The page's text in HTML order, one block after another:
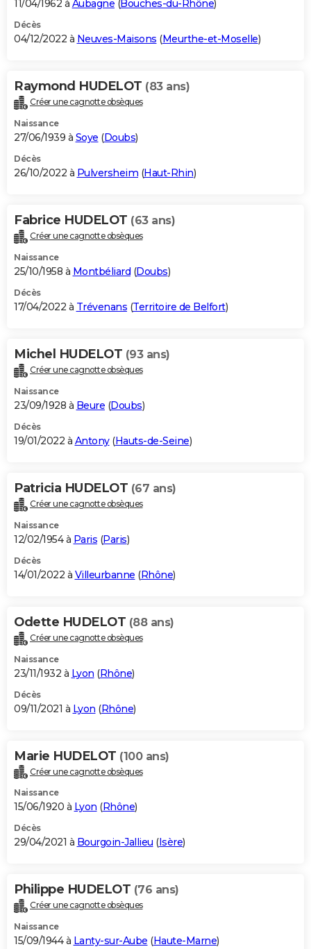
11/04/1962 à Aubagne (Bouches-du-Rhône)
Décès
04/12/2022 à Neuves-Maisons (Meurthe-et-Moselle)
Raymond HUDELOT (83 ans)
Créer une cagnotte obsèques
Naissance
27/06/1939 à Soye (Doubs)
Décès
26/10/2022 à Pulversheim (Haut-Rhin)
Fabrice HUDELOT (63 ans)
Créer une cagnotte obsèques
Naissance
25/10/1958 à Montbéliard (Doubs)
Décès
17/04/2022 à Trévenans (Territoire de Belfort)
Michel HUDELOT (93 ans)
Créer une cagnotte obsèques
Naissance
23/09/1928 à Beure (Doubs)
Décès
19/01/2022 à Antony(Hauts-de-Seine)
Patricia HUDELOT (67 ans)
Créer une cagnotte obsèques
Naissance
12/02/1954 à Paris (Paris)
Décès
14/01/2022 à Villeurbanne (Rhône)
Odette HUDELOT (88 ans)
Créer une cagnotte obsèques
Naissance
23/11/1932 à Lyon (Rhône)
Décès
09/11/2021 à Lyon (Rhône)
Marie HUDELOT (100 ans)
Créer une cagnotte obsèques
Naissance
15/06/1920 à Lyon (Rhône)
Décès
29/04/2021 à Bourgoin-Jallieu (Isère)
Philippe HUDELOT (76 ans)
Créer une cagnotte obsèques
Naissance
15/09/1944 à Lanty-sur-Aube (Haute-Marne)